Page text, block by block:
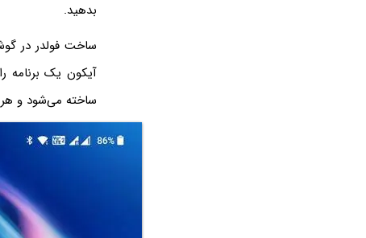
بدهید.
ساخت فولدر در
آیکون یک برنامه
ساخته می‌شود و هر